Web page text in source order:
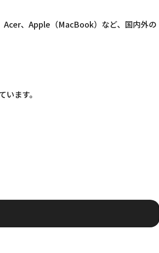
、Apple（MacBook）など、国内外の
ます。